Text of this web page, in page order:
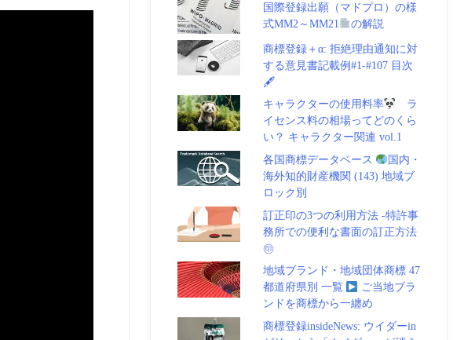
国際登録出願（マドプロ）の様
式MM2～MM21
の解説
商標登録＋α: 拒絶理由通知に対
する意見書記載例#1-#107 目次
🖋
キャラクターの使用料率
ラ
イセンス料の相場ってどのくら
い？ キャラクター関連 vol.1
各国商標データベース
国内・
海外知的財産機関 (143) 地域ブ
ロック別
訂正印の3つの利用方法 -特許事
務所での便利な書面の訂正方法
㊞
地域ブランド・地域団体商標 47
都道府県別 一覧
ご当地ブラ
ンドを商標から一纏め
商標登録insideNews: ウイダーin